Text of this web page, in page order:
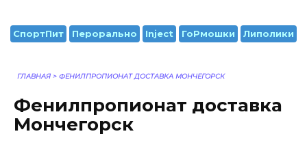
СпортПит Перорально Inject ГоРмошки Липолики
ГЛАВНАЯ > ФЕНИЛПРОПИОНАТ ДОСТАВКА МОНЧЕГОРСК
Фенилпропионат доставка
Мончегорск